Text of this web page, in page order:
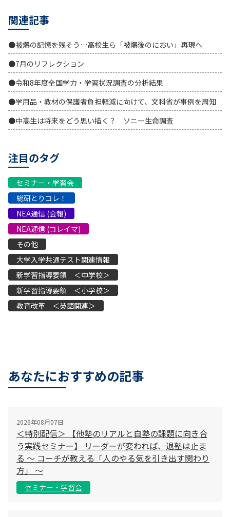
関連記事
●被爆の記憶を残そう…高校生ら「被爆後のにおい」再現へ
●7月のリフレクション
●令和8年度全国学力・学習状況調査の分析結果
●学用品・教材の保護者負担軽減に向けて、文科省が事例を周知
●中高生は将来をどう思い描く？ ソニー生命調査
注目のタグ
セミナー・学習会
総研とりコレ！
NEA通信 (会報)
NEA通信 (コレイマ)
その他
大学入学共通テスト関連情報
新学習指導要領 ＜中学校＞
新学習指導要領 ＜小学校＞
教育改革 ＜英語関連＞
あなたにおすすめの記事
2026年08月07日
＜特別配信＞ 【他塾のリアルと自塾の課題に向き合
う実践セミナー】 リーダーが変われば、退塾は止ま
る 〜 コーチが教える「人のやる気を引き出す関わり
方」 〜
セミナー・学習会